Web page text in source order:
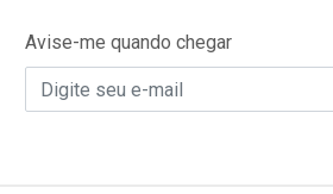
Avise-me quando chegar